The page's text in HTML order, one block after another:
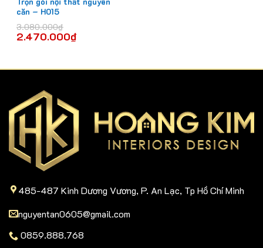
căn – H015
3.080.000₫
2.470.000₫
485-487 Kinh Dương Vương, P. An Lạc, Tp Hồ Chí Minh
nguyentan0605@gmail.com
0859.888.768